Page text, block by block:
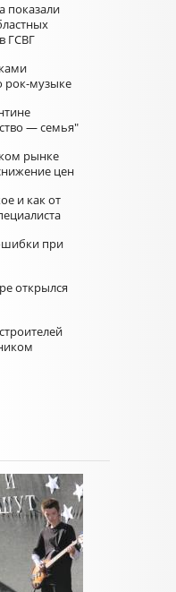
показали
ГСВГ
рок-музыке
— семья"
рынке
цен
и как от
при
открылся